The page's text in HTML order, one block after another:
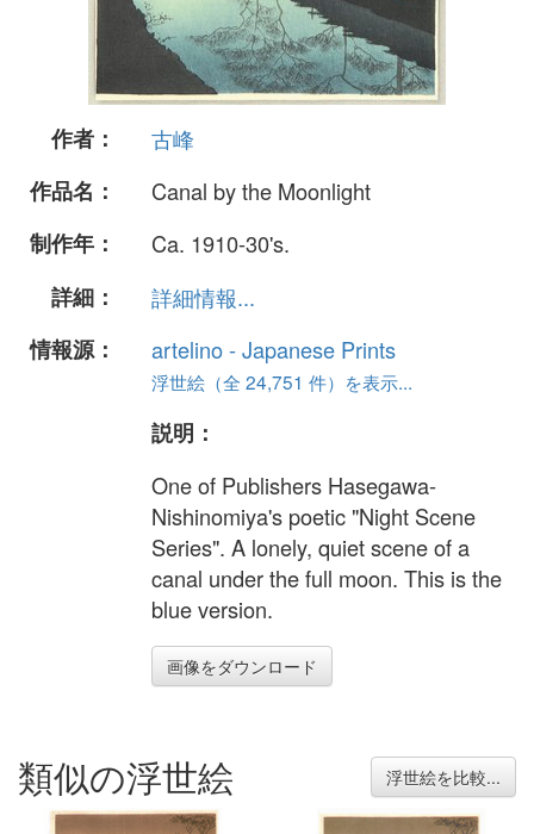
作者：
古峰
作品名：
Canal by the Moonlight
制作年：
Ca. 1910-30's.
詳細：
詳細情報...
情報源：
artelino - Japanese Prints
浮世絵（全 24,751 件）を表示...
説明：
One of Publishers Hasegawa-
Nishinomiya's poetic "Night Scene
Series". A lonely, quiet scene of a
canal under the full moon. This is the
blue version.
画像をダウンロード
類似の浮世絵 浮世絵を比較...